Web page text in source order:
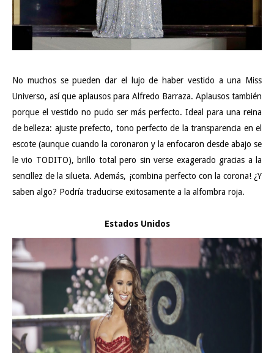
No muchos se pueden dar el lujo de haber vestido a una Miss
Universo, así que aplausos para Alfredo Barraza. Aplausos también
porque el vestido no pudo ser más perfecto. Ideal para una reina
de belleza: ajuste prefecto, tono perfecto de la transparencia en el
escote (aunque cuando la coronaron y la enfocaron desde abajo se
le vio TODITO), brillo total pero sin verse exagerado gracias a la
sencillez de la silueta. Además, ¡combina perfecto con la corona! ¿Y
saben algo? Podría traducirse exitosamente a la alfombra roja.
Estados Unidos